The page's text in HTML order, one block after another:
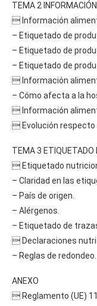
TEMA 2
 Información
– Etiquetado de
– Etiquetado de
– Etiquetado de
 Información
– Cómo afecta a la
 Información
 Evolución respecto
TEMA 3 ETIQUETADO
 Etiquetado
– Claridad en las
– País de origen.
– Alérgenos.
– Etiquetado de
 Declaraciones
– Reglas de redondeo.
ANEXO
 Reglamento (UE)